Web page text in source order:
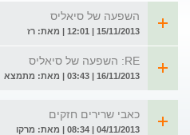
השפעה של סיאליס
15/11/2013 | 12:01 | מאת: רז
RE: השפעה של סיאליס
16/11/2013 | 03:43 | מאת: מתמצא
כאבי שרירים חזקים
04/11/2013 | 08:34 | מאת: מרקו